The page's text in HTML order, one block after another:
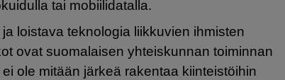
tai mobiilidatalla.
loistava teknologia liikkuvien ihmisten
ovat suomalaisen yhteiskunnan toiminnan
ole mitään järkeä rakentaa kiinteistöihin